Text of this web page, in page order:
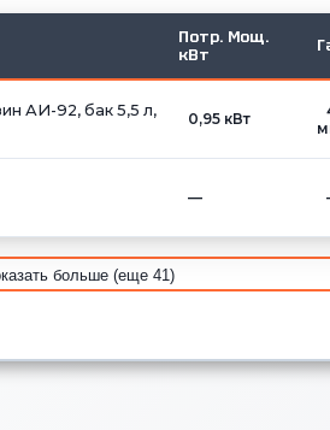
Потр. Мощ.
кВт
АИ-92, бак 5,5 л,
0,95 кВт
—
больше (еще 41)